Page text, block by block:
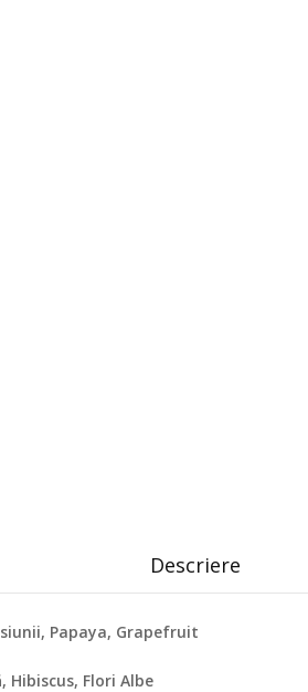
Descriere
Papaya, Grapefruit
Hibiscus, Flori Albe